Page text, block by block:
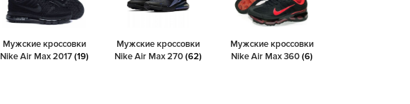
Мужские кроссовки
Nike Air Max 2017(19)
Мужские кроссовки
Nike Air Max 270(62)
Мужские кроссовки
Nike Air Max 360(6)